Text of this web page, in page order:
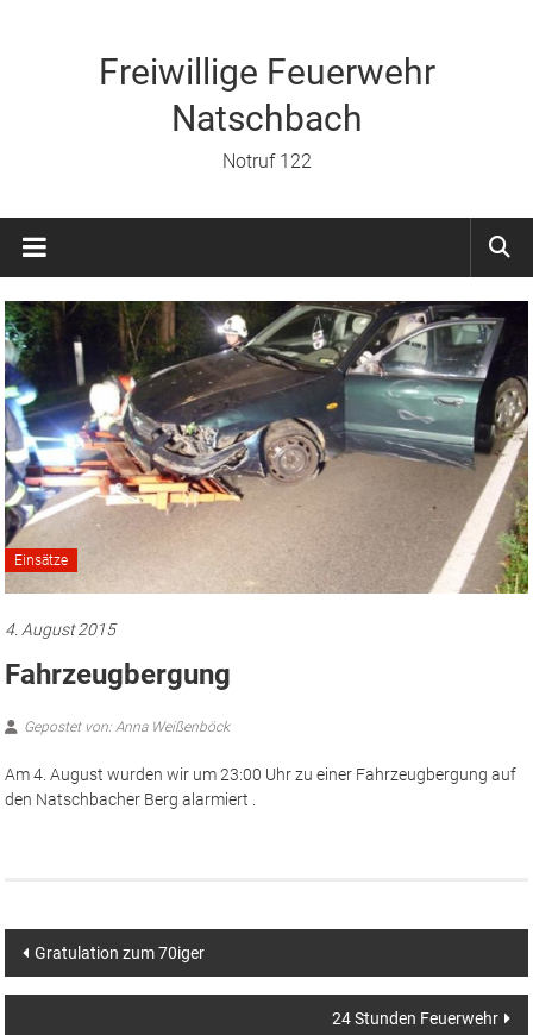
Freiwillige Feuerwehr
Natschbach
Notruf 122
Einsätze
4. August 2015
Fahrzeugbergung
Gepostet von: Anna Weißenböck
Am 4. August wurden wir um 23:00 Uhr zu einer Fahrzeugbergung auf
den Natschbacher Berg alarmiert .
Beitragsnavigation
Gratulation zum 70iger
24 Stunden Feuerwehr